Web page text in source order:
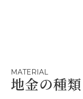
MATERIAL
地金の種類